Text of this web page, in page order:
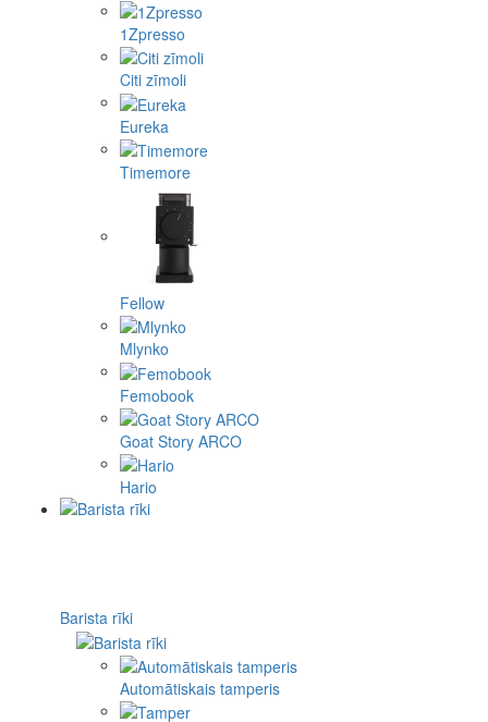
1Zpresso
Citi zīmoli
Eureka
Timemore
Fellow
Mlynko
Femobook
Goat Story ARCO
Hario
Barista rīki
Automātiskais tamperis